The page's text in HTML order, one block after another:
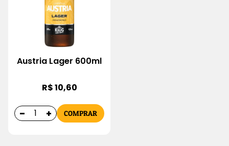
Austria Lager 600ml
R$ 10,60
COMPRAR